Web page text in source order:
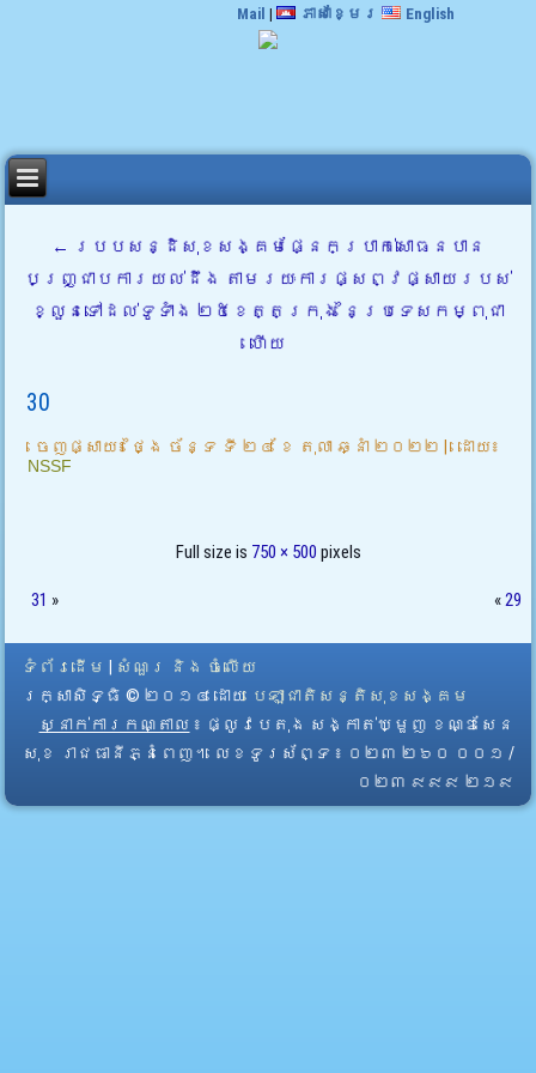
Mail | ភាសាខ្មែរ English
← របបសន្ដិសុខសង្គមផ្នែកប្រាក់សោធនបាន
បញ្រ្ជាបការយល់ដឹង តាមរយៈការផ្សព្វផ្សាយរបស់
ខ្លួនទៅដល់ទូទាំង ២៥ខេត្តក្រុង នៃប្រទេសកម្ពុជា
ហើយ
30
ចេញផ្សាយ៖ ថ្ងៃ ច័ន្ទ ទី ២៤ ខែ តុលា ឆ្នាំ ២០២២ | ដោយ៖
NSSF
Full size is 750 × 500 pixels
31 » «29
ទំព័រដើម
សំណួរ និង ចំលើយ
រក្សាសិទ្ធិ © ២០១៤ ដោយ​ បេឡាជាតិសន្តិសុខសង្គម
ស្នាក់ការកណ្តាល ៖ ផ្លូវបេតុង សង្កាត់ឃ្មួញ ខណ្ឌសែន
សុខ រាជធានីភ្នំពេញ។ លេខទូរស័ព្ទ ៖ ០២៣ ២៦០ ០០១ /
០២៣ ៩៩៩ ២១៩